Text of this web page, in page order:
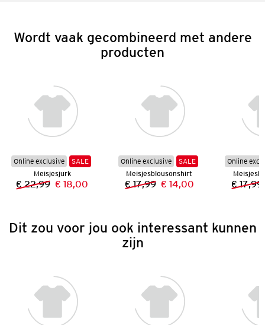
Wordt vaak gecombineerd met andere
producten
Online exclusive
SALE
Meisjesjurk
Vorige prijs:
€ 22,99 Nieuwe prijs:
€ 18,00
Online exclusive
SALE
Meisjesblousonshirt
Vorige prijs:
€ 17,99 Nieuwe prijs:
€ 14,00
Online
€ 17,99
Dit zou voor jou ook interessant kunnen
zijn